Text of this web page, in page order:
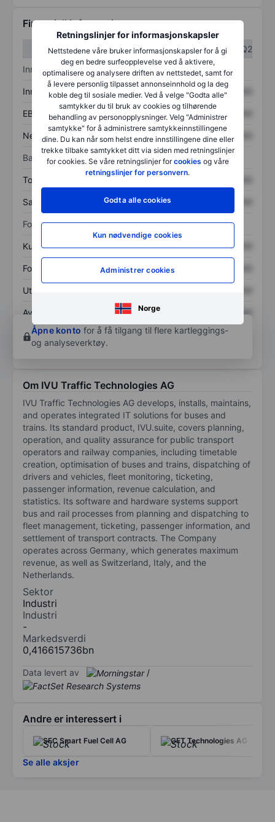
Retningslinjer for informasjonskapsler
Nettstedene våre bruker informasjonskapsler for å gi
deg en bedre surfeopplevelse ved å aktivere,
optimalisere og analysere driften av nettstedet, samt for
å levere personlig tilpasset annonseinnhold og la deg
koble deg til sosiale medier. Ved å velge "Godta alle"
samtykker du til bruk av cookies og tilhørende
behandling av personopplysninger. Velg "Administrer
samtykke" for å administrere samtykkeinnstillingene
dine. Du kan når som helst endre innstillingene dine eller
trekke tilbake samtykket ditt via siden med retningslinjer
for cookies. Se våre retningslinjer forcookies og våre
retningslinjer for personvern.
Godta alle cookies
Kun nødvendige cookies
Administrer cookies
Norge
Finansiell informasjon
Q1
Q2
Inntektsoversikt
Inntekter XXXXXXX XXXXXXX
EBITDA XXXXXXX XXXXXXX
Nettoinntekt XXXXXXX XXXXXXX
Balanse
Totale eiendeler XXXXXXX
Samlet gjeld XXXXXXX
Forholdstall
Kurs/salg XXXXXXX XXXXXXX
Fortjeneste per aksje XXXXXXX
Utbytte per aksje
Avkastning på
egenkapital
XXXXXXX
XXXXXXX
Åpne konto for å få tilgang til flere kartleggings-
og analyseverktøy.
Om IVU Traffic Technologies AG
IVU Traffic Technologies AG develops, installs, maintains,
and operates integrated IT solutions for buses and
trains. Its standard product, IVU.suite, covers planning,
operation, and quality assurance for public transport
operators and railway companies, including timetable
creation, optimisation of buses and trains, dispatching of
drivers and vehicles, fleet monitoring, ticketing,
passenger information, revenue calculation, and
statistics. Its software and hardware systems support
bus and rail processes from planning and dispatching to
fleet management, ticketing, passenger information, and
settlement of transport contracts. The Company
operates across Germany, which generates maximum
revenue, as well as Switzerland, Italy, and the
Netherlands.
Sektor
Industri
Industri
-
Markedsverdi
0,416615736bn
Data levert av /
Andre er interessert i
SFC Smart Fuel Cell AG GFT Technologies AG
Se alle aksjer